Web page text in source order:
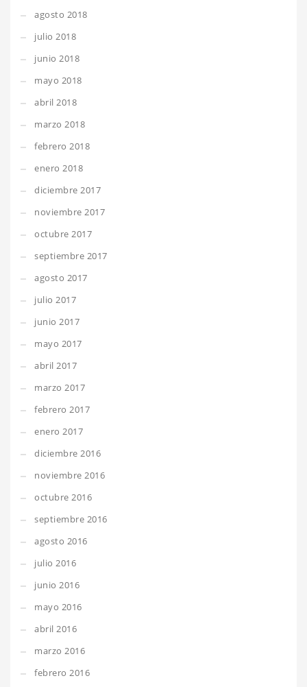
agosto 2018
julio 2018
junio 2018
mayo 2018
abril 2018
marzo 2018
febrero 2018
enero 2018
diciembre 2017
noviembre 2017
octubre 2017
septiembre 2017
agosto 2017
julio 2017
junio 2017
mayo 2017
abril 2017
marzo 2017
febrero 2017
enero 2017
diciembre 2016
noviembre 2016
octubre 2016
septiembre 2016
agosto 2016
julio 2016
junio 2016
mayo 2016
abril 2016
marzo 2016
febrero 2016